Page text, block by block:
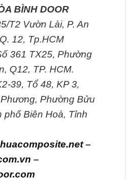
BÌNH DOOR
T2 Vườn Lài, P. An
12, Tp.HCM
361 TX25, Phường
Q12, TP. HCM.
39, Tổ 48, KP 3,
Phường Bửu
phố Biên Hoà, Tỉnh
–
–